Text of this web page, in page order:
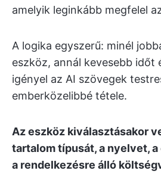
amelyik leginkább megfelel
A logika egyszerű: minél
eszköz, annál kevesebb időt
igényel az AI szövegek
emberközelibbé tétele.
Az eszköz kiválasztásakor
tartalom típusát, a nyelvet,
a rendelkezésre álló